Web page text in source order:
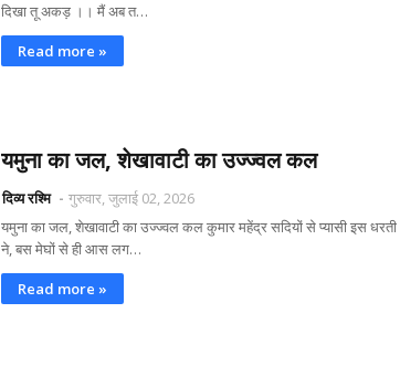
दिखा तू अकड़ ।। मैं अब त…
Read more »
यमुना का जल, शेखावाटी का उज्ज्वल कल
दिव्य रश्मि
गुरुवार, जुलाई 02, 2026
यमुना का जल, शेखावाटी का उज्ज्वल कल कुमार महेंद्र सदियों से प्यासी इस धरती
ने, बस मेघों से ही आस लग…
Read more »